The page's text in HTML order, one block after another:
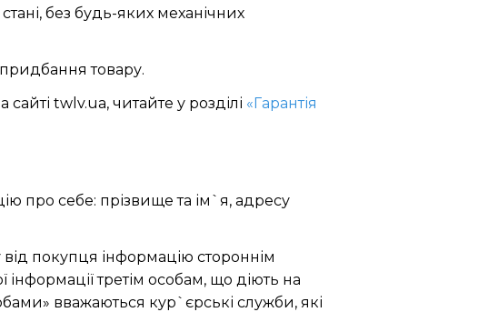
без будь-яких механічних
товару.
twlv.ua, читайте у розділі «Гарантія
про себе: прізвище та ім`я, адресу
покупця інформацію стороннім
третім особам, що діють на
вважаються кур`єрські служби, які